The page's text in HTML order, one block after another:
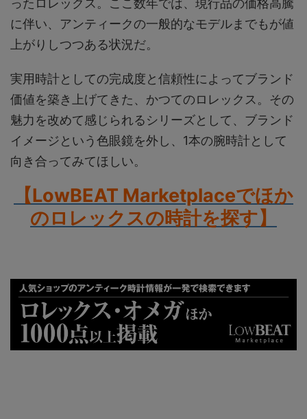
ったロレックス。ここ数年では、現行品の価格高騰
に伴い、アンティークの一般的なモデルまでもが値
上がりしつつある状況だ。
実用時計としての完成度と信頼性によってブランド
価値を築き上げてきた、かつてのロレックス。その
魅力を改めて感じられるシリーズとして、ブランド
イメージという色眼鏡を外し、1本の腕時計として
向き合ってみてほしい。
【LowBEAT Marketplaceでほか
のロレックスの時計を探す】